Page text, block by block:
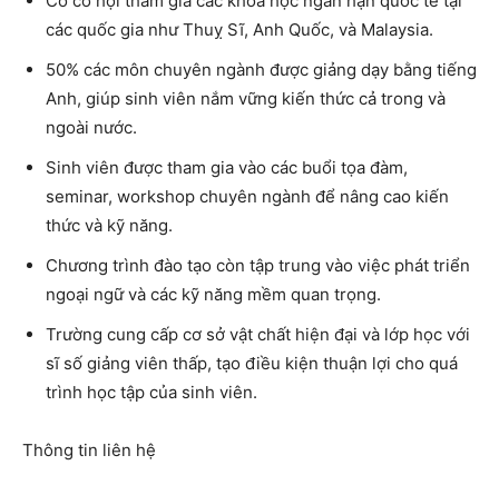
các quốc gia như Thuỵ Sĩ, Anh Quốc, và Malaysia.
50% các môn chuyên ngành được giảng dạy bằng tiếng
Anh, giúp sinh viên nắm vững kiến thức cả trong và
ngoài nước.
Sinh viên được tham gia vào các buổi tọa đàm,
seminar, workshop chuyên ngành để nâng cao kiến
thức và kỹ năng.
Chương trình đào tạo còn tập trung vào việc phát triển
ngoại ngữ và các kỹ năng mềm quan trọng.
Trường cung cấp cơ sở vật chất hiện đại và lớp học với
sĩ số giảng viên thấp, tạo điều kiện thuận lợi cho quá
trình học tập của sinh viên.
Thông tin liên hệ